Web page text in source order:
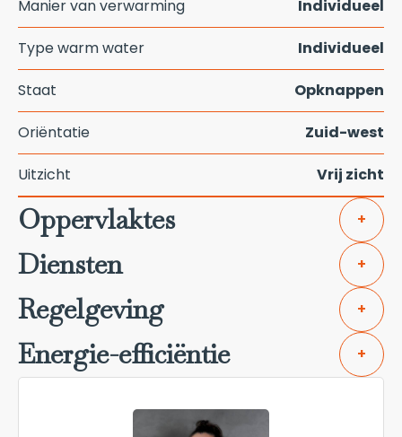
Manier van verwarming Individueel
Type warm water Individueel
Staat Opknappen
Oriëntatie Zuid-west
Uitzicht Vrij zicht
Oppervlaktes +
Diensten +
Regelgeving +
Energie-efficiëntie +